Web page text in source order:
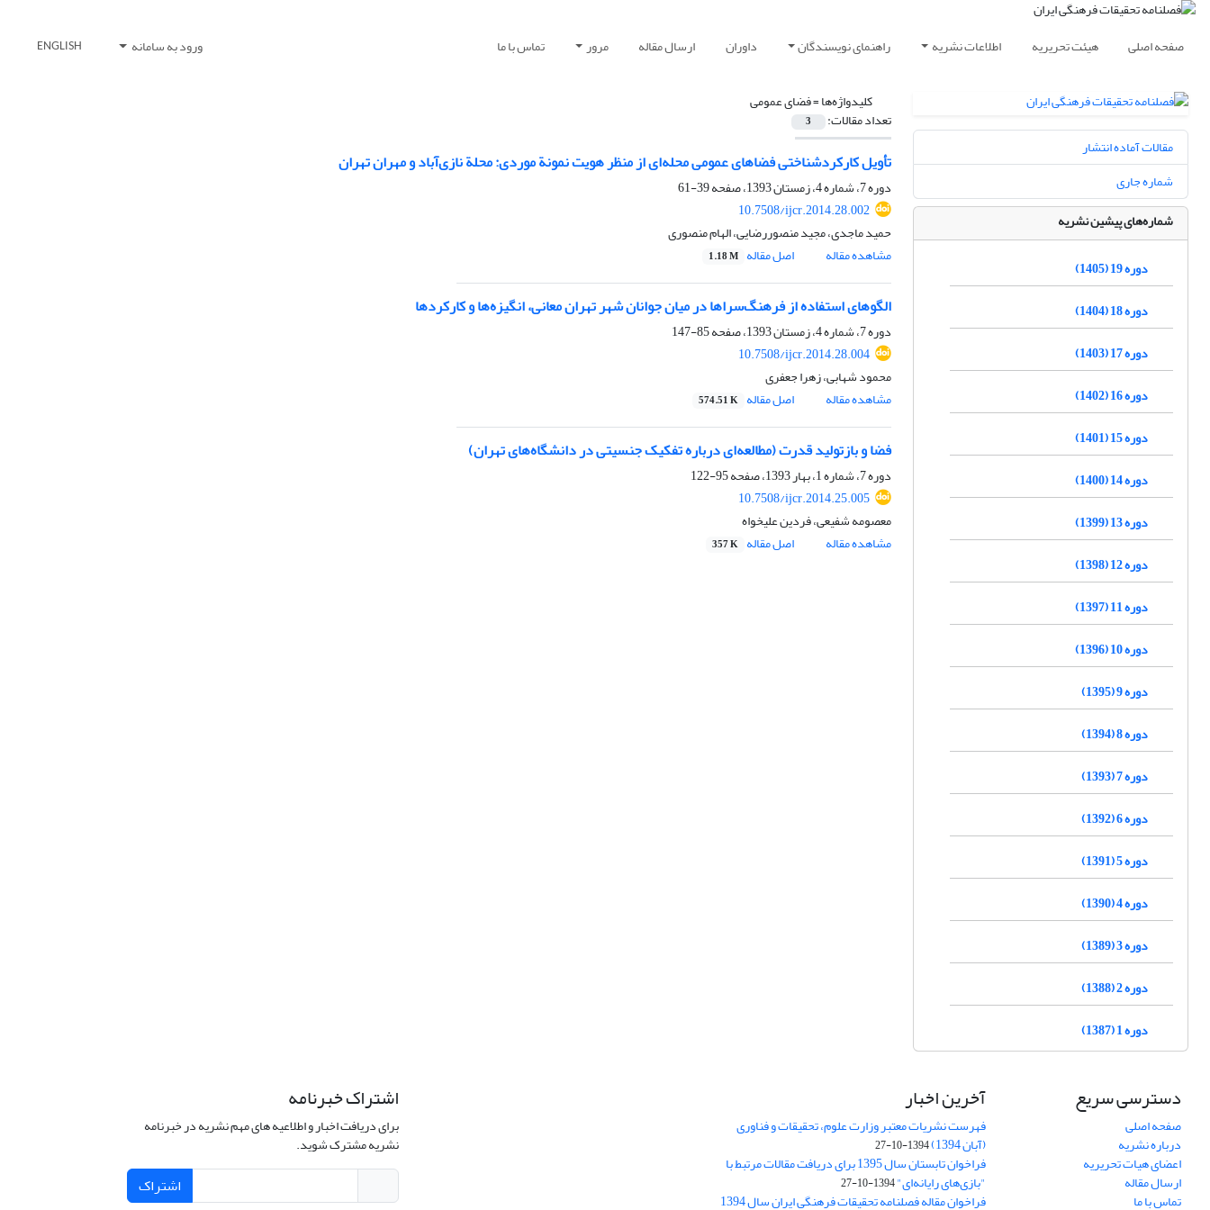
صفحه اصلی هیئت تحریریه اطلاعات نشریه راهنمای نویسندگان داوران ارسال مقاله مرور تماس با ما ورود به سامانه ENGLISH
کلیدواژه‌ها =فضای عمومی
تعداد مقالات: 3
تأویل کارکردشناختی فضاهای عمومی محله‌ای از منظر هویت نمونة موردی: محلة نازی‌آباد و مهران تهران
دوره 7، شماره 4، زمستان 1393، صفحه
39-61
10.7508/ijcr.2014.28.002
حمید ماجدی، مجید منصوررضایی، الهام منصوری
مشاهده مقاله
اصل مقاله 1.18 M
الگوهای استفاده از فرهنگ‌سراها در میان جوانان شهر تهران معانی، انگیزه‌ها و کارکردها
دوره 7، شماره 4، زمستان 1393، صفحه
85-147
10.7508/ijcr.2014.28.004
محمود شهابی، زهرا جعفری
مشاهده مقاله
اصل مقاله 574.51 K
فضا و بازتولید قدرت (مطالعه‌ای درباره تفکیک جنسیتی در دانشگاه‌های تهران)
دوره 7، شماره 1، بهار 1393، صفحه
95-122
10.7508/ijcr.2014.25.005
معصومه شفیعی، فردین علیخواه
مشاهده مقاله
اصل مقاله 357 K
مقالات آماده انتشار
شماره جاری
شماره‌های پیشین نشریه
دوره 19 (1405)
دوره 18 (1404)
دوره 17 (1403)
دوره 16 (1402)
دوره 15 (1401)
دوره 14 (1400)
دوره 13 (1399)
دوره 12 (1398)
دوره 11 (1397)
دوره 10 (1396)
دوره 9 (1395)
دوره 8 (1394)
دوره 7 (1393)
دوره 6 (1392)
دوره 5 (1391)
دوره 4 (1390)
دوره 3 (1389)
دوره 2 (1388)
دوره 1 (1387)
دسترسی سریع
صفحه اصلی
درباره نشریه
اعضای هیات تحریریه
ارسال مقاله
تماس با ما
آخرین اخبار
فهرست نشریات معتبر وزارت علوم، تحقیقات و فناوری
(آبان 1394) 1394-10-27
فراخوان تابستان سال 1395 برای دریافت مقالات مرتبط با
"بازی‌های رایانه‌ای"1394-10-27
فراخوان مقاله فصلنامه تحقیقات فرهنگی ایران سال 1394
اشتراک خبرنامه
برای دریافت اخبار و اطلاعیه های مهم نشریه در خبرنامه
نشریه مشترک شوید.
اشتراک